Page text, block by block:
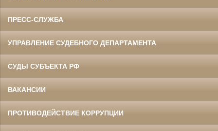
ПРЕСС-СЛУЖБА
УПРАВЛЕНИЕ СУДЕБНОГО ДЕПАРТАМЕНТА
СУДЫ СУБЪЕКТА РФ
ВАКАНСИИ
ПРОТИВОДЕЙСТВИЕ КОРРУПЦИИ